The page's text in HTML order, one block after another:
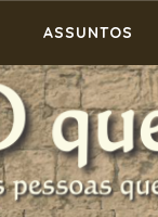
ASSUNTOS